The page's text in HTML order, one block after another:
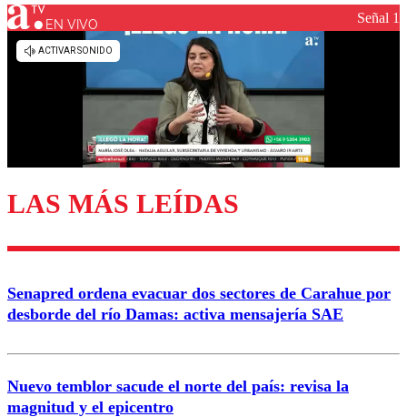
Los comentarios son moderados para garantizar un
diálogo respetuoso.
Enviar comentario
EN VIVO Señal 1
LAS MÁS LEÍDAS
Senapred ordena evacuar dos sectores de Carahue por
desborde del río Damas: activa mensajería SAE
Nuevo temblor sacude el norte del país: revisa la
magnitud y el epicentro